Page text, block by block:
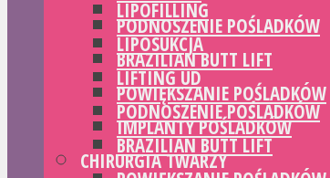
PODNOSZENIE POŚLADKÓW
BRAZILIAN BUTT LIFT
POWIĘKSZANIE POŚLADKÓW
IMPLANTY POŚLADKÓW
CHIRURGIA TWARZY
LIPOFILLING
LIPOSUKCJA
LIFTING UD
PODNOSZENIE POŚLADKÓW
BRAZILIAN BUTT LIFT